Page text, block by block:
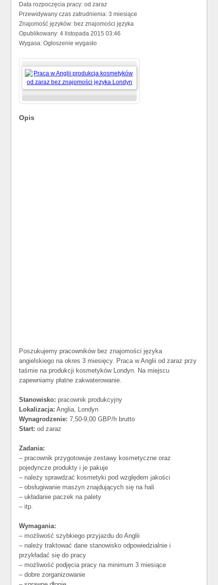
Data rozpoczęcia pracy: od zaraz
Przewidywany czas zatrudnienia: 3 miesiące
Znajomość języków: bez znajomości języka
Opublikowany: 4 listopada 2015 03:46
Wygasa: Ogłoszenie wygasło
Opis
Poszukujemy pracowników bez znajomości języka
angielskiego na okres 3 miesięcy. Praca w Anglii od zaraz przy
taśmie na produkcji kosmetyków Londyn. Na miejscu
zapewniamy płatne zakwaterowanie.
Stanowisko: pracownik produkcyjny
Lokalizacja: Anglia, Londyn
Wynagrodzenie: 7,50-9,00 GBP/h brutto
Start: od zaraz
Zadania:
– pracownik przygotowuje zestawy kosmetyczne oraz
pojedyncze produkty i je pakuje
– należy sprawdzać kosmetyki pod względem jakości
– obsługiwanie maszyn znajdujących się na hali
– układanie paczek na palety
– itp.
Wymagania:
– możliwość szybkiego przyjazdu do Anglii
– należy traktować dane stanowisko odpowiedzialnie i
przykładać się do pracy
– możliwość podjęcia pracy na minimum 3 miesiące
– dobre zorganizowanie